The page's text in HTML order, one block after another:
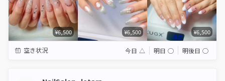
¥6,500 ¥6,500 ¥6,500
空き状況 今日 △ 明日 ◯ 明後日 ◯